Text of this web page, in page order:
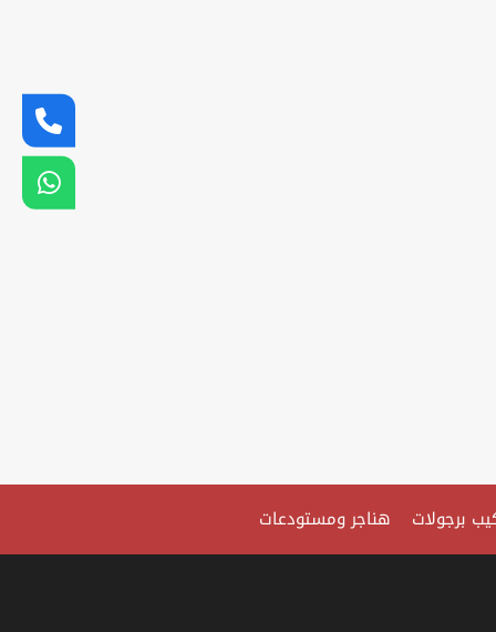
برجولات هناجر ومستودعات